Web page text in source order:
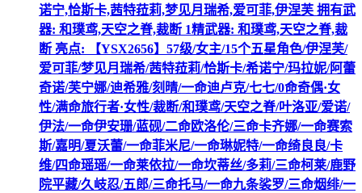
诺宁,恰斯卡,茜特菈莉,梦见月瑞希,爱可菲,伊涅芙 拥有武
器: 和璞鸢,天空之脊,裁断 1精武器: 和璞鸢,天空之脊,裁
断 亮点: 【YSX2656】57级/女主/15个五星角色/伊涅芙/
爱可菲/梦见月瑞希/茜特菈莉/恰斯卡/希诺宁/玛拉妮/阿蕾
奇诺/芙宁娜/迪希雅/刻晴/一命迪卢克/七七/0命奇偶·女
性/满命旅行者·女性/裁断/和璞鸢/天空之脊/叶洛亚/爱诺/
伊法/一命伊安珊/蓝砚/二命欧洛伦/三命卡齐娜/一命赛索
斯/嘉明/夏沃蕾/一命菲米尼/一命琳妮特/一命绮良良/卡
维/四命瑶瑶/一命莱依拉/一命坎蒂丝/多莉/三命柯莱/鹿野
院平藏/久岐忍/五郎/三命托马/一命九条裟罗/三命烟绯/一